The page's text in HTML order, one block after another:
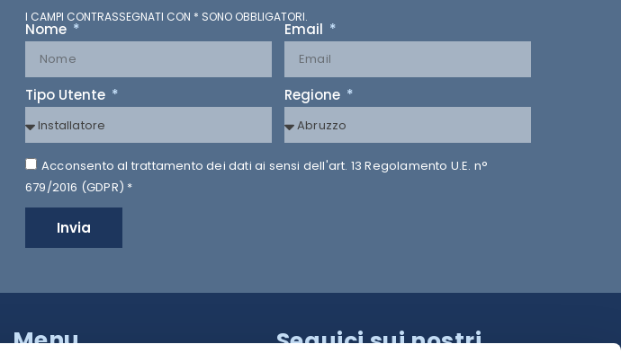
I CAMPI CONTRASSEGNATI CON * SONO OBBLIGATORI.
Nome Email
Tipo Utente Regione
Acconsento al trattamento dei dati ai sensi dell'art. 13 Regolamento U.E. n°
679/2016 (GDPR) *
Invia
Menu
Seguici sui nostri